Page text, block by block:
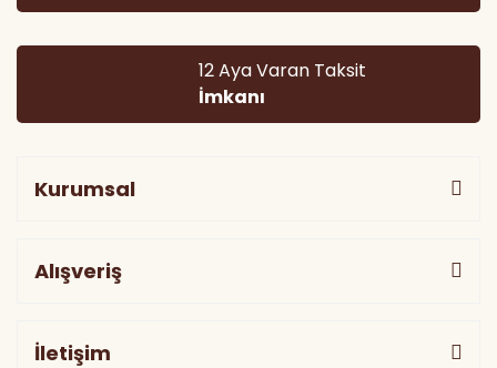
12 Aya Varan Taksit
İmkanı
Kurumsal
Alışveriş
İletişim